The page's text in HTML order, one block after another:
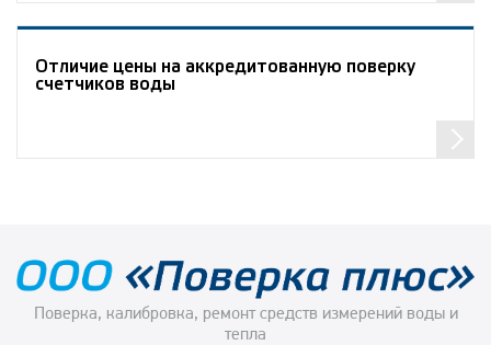
Отличие цены на аккредитованную поверку
счетчиков воды
Поверка, калибровка, ремонт средств измерений воды и
тепла